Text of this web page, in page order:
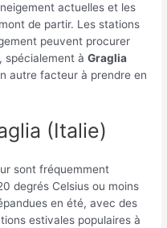
actuelles et les
de partir. Les stations
peuvent procurer
spécialement àGraglia
autre facteur à prendre en
(Italie)
sont fréquemment
degrés Celsius ou moins
en été, avec des
estivales populaires à